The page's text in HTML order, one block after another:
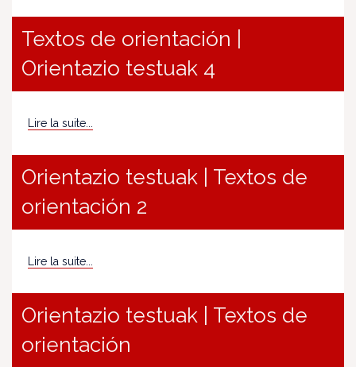
Textos de orientación |
Orientazio testuak 4
Lire la suite...
Orientazio testuak | Textos de
orientación 2
Lire la suite...
Orientazio testuak | Textos de
orientación